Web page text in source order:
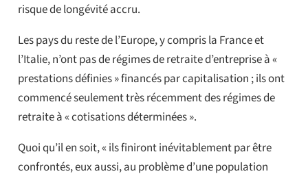
risque de longévité accru.
Les pays du reste de l’Europe, y compris la France et
l’Italie, n’ont pas de régimes de retraite d’entreprise à «
prestations définies » financés par capitalisation ; ils ont
commencé seulement très récemment des régimes de
retraite à « cotisations déterminées ».
Quoi qu’il en soit, « ils finiront inévitablement par être
confrontés, eux aussi, au problème d’une population